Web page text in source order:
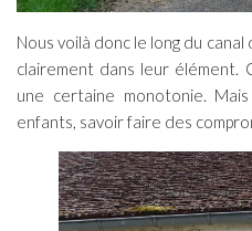
Nous voilà donc le long du
clairement dans leur élément.
une certaine monotonie.
enfants, savoir faire des